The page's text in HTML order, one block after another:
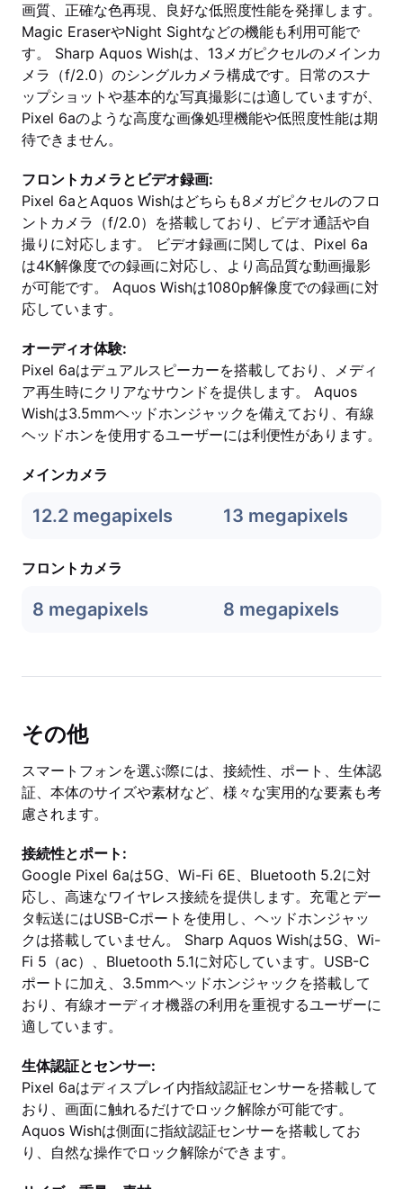
画質、正確な色再現、良好な低照度性能を発揮します。
Magic EraserやNight Sightなどの機能も利用可能で
す。 Sharp Aquos Wishは、13メガピクセルのメインカ
メラ（f/2.0）のシングルカメラ構成です。日常のスナ
ップショットや基本的な写真撮影には適していますが、
Pixel 6aのような高度な画像処理機能や低照度性能は期
待できません。
フロントカメラとビデオ録画:
Pixel 6aとAquos Wishはどちらも8メガピクセルのフロ
ントカメラ（f/2.0）を搭載しており、ビデオ通話や自
撮りに対応します。 ビデオ録画に関しては、Pixel 6a
は4K解像度での録画に対応し、より高品質な動画撮影
が可能です。 Aquos Wishは1080p解像度での録画に対
応しています。
オーディオ体験:
Pixel 6aはデュアルスピーカーを搭載しており、メディ
ア再生時にクリアなサウンドを提供します。 Aquos
Wishは3.5mmヘッドホンジャックを備えており、有線
ヘッドホンを使用するユーザーには利便性があります。
メインカメラ
12.2 megapixels 13 megapixels
フロントカメラ
8 megapixels 8 megapixels
その他
スマートフォンを選ぶ際には、接続性、ポート、生体認
証、本体のサイズや素材など、様々な実用的な要素も考
慮されます。
接続性とポート:
Google Pixel 6aは5G、Wi-Fi 6E、Bluetooth 5.2に対
応し、高速なワイヤレス接続を提供します。充電とデー
タ転送にはUSB-Cポートを使用し、ヘッドホンジャッ
クは搭載していません。 Sharp Aquos Wishは5G、Wi-
Fi 5（ac）、Bluetooth 5.1に対応しています。USB-C
ポートに加え、3.5mmヘッドホンジャックを搭載して
おり、有線オーディオ機器の利用を重視するユーザーに
適しています。
生体認証とセンサー:
Pixel 6aはディスプレイ内指紋認証センサーを搭載して
おり、画面に触れるだけでロック解除が可能です。
Aquos Wishは側面に指紋認証センサーを搭載してお
り、自然な操作でロック解除ができます。